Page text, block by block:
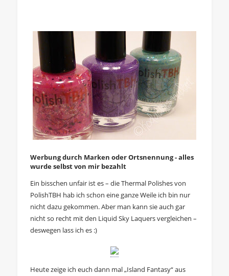
Werbung durch Marken oder Ortsnennung - alles
wurde selbst von mir bezahlt
Ein bisschen unfair ist es – die Thermal Polishes von
PolishTBH hab ich schon eine ganze Weile ich bin nur
nicht dazu gekommen. Aber man kann sie auch gar
nicht so recht mit den Liquid Sky Laquers vergleichen –
deswegen lass ich es :)
Heute zeige ich euch dann mal „Island Fantasy“ aus